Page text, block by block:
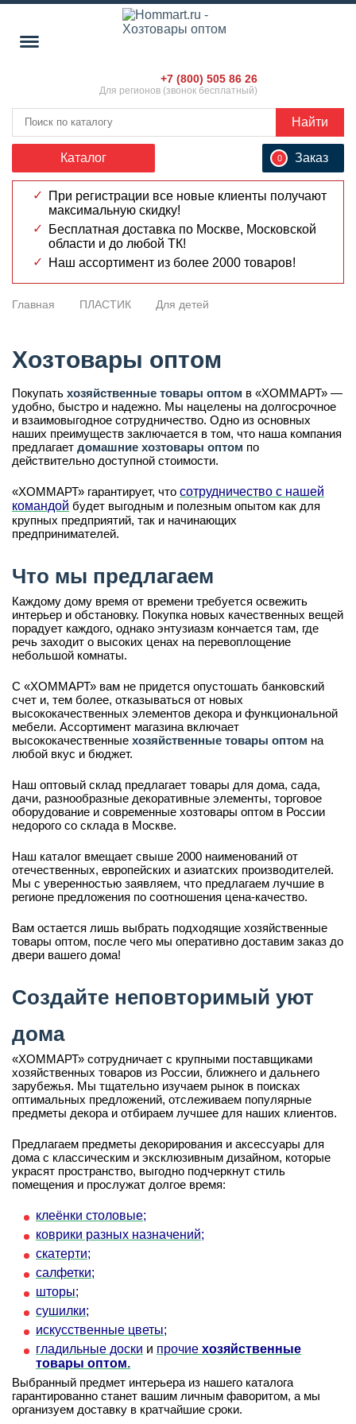
+7 (800) 505 86 26
Для регионов (звонок бесплатный)
0 Заказ
Каталог
Найти
При регистрации все новые клиенты получают
максимальную скидку!
Бесплатная доставка по Москве, Московской
области и до любой ТК!
Наш ассортимент из более 2000 товаров!
Главная ПЛАСТИК Для детей
Хозтовары оптом
Покупать хозяйственные товары оптом в «ХОММАРТ» —
удобно, быстро и надежно. Мы нацелены на долгосрочное
и взаимовыгодное сотрудничество. Одно из основных
наших преимуществ заключается в том, что наша компания
предлагает домашние хозтовары оптом по
действительно доступной стоимости.
«ХОММАРТ» гарантирует, что сотрудничество с нашей
командой будет выгодным и полезным опытом как для
крупных предприятий, так и начинающих
предпринимателей.
Что мы предлагаем
Каждому дому время от времени требуется освежить
интерьер и обстановку. Покупка новых качественных вещей
порадует каждого, однако энтузиазм кончается там, где
речь заходит о высоких ценах на перевоплощение
небольшой комнаты.
С «ХОММАРТ» вам не придется опустошать банковский
счет и, тем более, отказываться от новых
высококачественных элементов декора и функциональной
мебели. Ассортимент магазина включает
высококачественные хозяйственные товары оптом на
любой вкус и бюджет.
Наш оптовый склад предлагает товары для дома, сада,
дачи, разнообразные декоративные элементы, торговое
оборудование и современные хозтовары оптом в России
недорого со склада в Москве.
Наш каталог вмещает свыше 2000 наименований от
отечественных, европейских и азиатских производителей.
Мы с уверенностью заявляем, что предлагаем лучшие в
регионе предложения по соотношения цена-качество.
Вам остается лишь выбрать подходящие хозяйственные
товары оптом, после чего мы оперативно доставим заказ до
двери вашего дома!
Создайте неповторимый уют
дома
«ХОММАРТ» сотрудничает с крупными поставщиками
хозяйственных товаров из России, ближнего и дальнего
зарубежья. Мы тщательно изучаем рынок в поисках
оптимальных предложений, отслеживаем популярные
предметы декора и отбираем лучшее для наших клиентов.
Предлагаем предметы декорирования и аксессуары для
дома с классическим и эксклюзивным дизайном, которые
украсят пространство, выгодно подчеркнут стиль
помещения и прослужат долгое время:
клеёнки столовые;
коврики разных назначений;
скатерти;
салфетки;
шторы;
сушилки;
искусственные цветы;
гладильные доски и прочие хозяйственные
товары оптом.
Выбранный предмет интерьера из нашего каталога
гарантированно станет вашим личным фаворитом, а мы
организуем доставку в кратчайшие сроки.